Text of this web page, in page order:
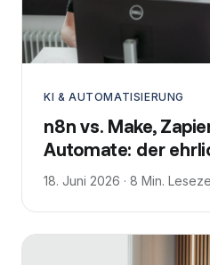
KI & AUTOMATISIERUNG
n8n vs. Make,
Automate: der
18. Juni 2026 · 8 Min.